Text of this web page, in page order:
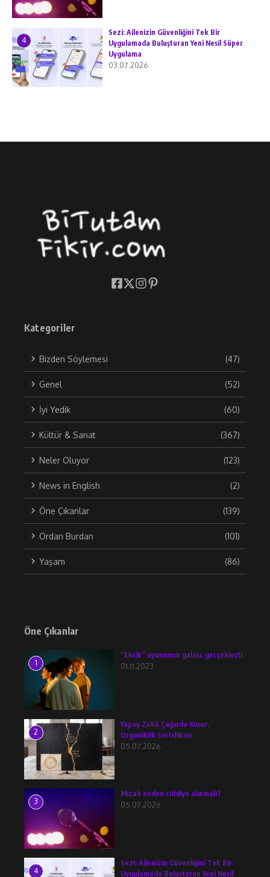
4
Sezi: Ailenizin Güvenliğini Tek Bir
Uygulamada Buluşturan Yeni Nesil Süper
Uygulama
03.07.2026
Kategoriler
Bizden Söylemesi (47)
Genel (52)
İyi Yedik (60)
Kültür & Sanat (367)
Neler Oluyor (123)
News in English (2)
Öne Çıkanlar (139)
Ordan Burdan (101)
Yaşam (86)
Öne Çıkanlar
1
“Eksik” oyununun galası, gerçekleşti
01.11.2023
2
Yapay Zekâ Çağında Kusur,
Organiklik Sertifikası
05.07.2026
3
Mizah neden ciddiye alınmalı?
05.07.2026
4
Sezi: Ailenizin Güvenliğini Tek Bir
Uygulamada Buluşturan Yeni Nesil